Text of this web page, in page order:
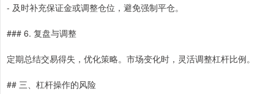
- 及时补充保证金或调整仓位，避免强制平仓。
### 6. 复盘与调整
定期总结交易得失，优化策略。市场变化时，灵活调整杠杆比例。
## 三、杠杆操作的风险